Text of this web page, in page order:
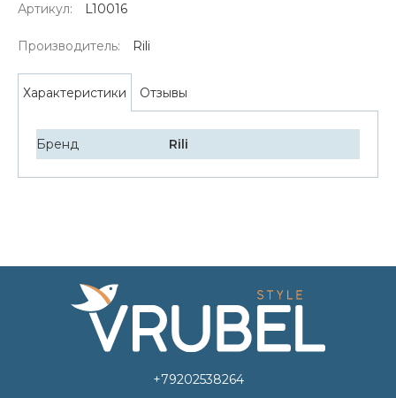
Артикул: L10016
Производитель: Rili
Характеристики Отзывы
Бренд Rili
+79202538264